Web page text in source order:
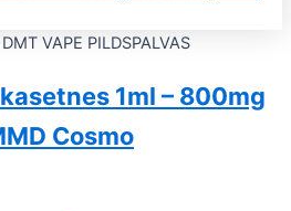
VAPE PILDSPALVAS
1ml – 800mg
Cosmo